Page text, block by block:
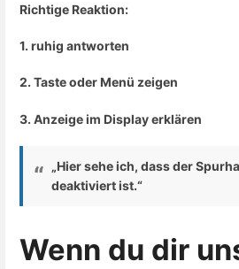
Richtige Reaktion:
1. ruhig antworten
2. Taste oder Menü zeigen
3. Anzeige im Display erklären
„Hier sehe ich, dass der
deaktiviert ist.“
Wenn du dir